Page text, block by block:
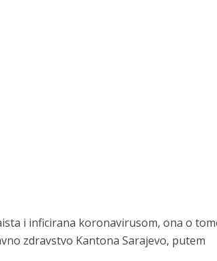
i inficirana koronavirusom, ona o
zdravstvo Kantona Sarajevo, putem